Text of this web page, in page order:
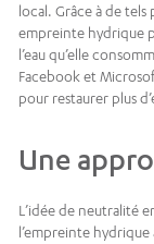
local. Grâce à de
empreinte hydrique
l’eau qu’elle
Facebook et
pour restaurer plus
Une
L’idée de neutralité
l’empreinte